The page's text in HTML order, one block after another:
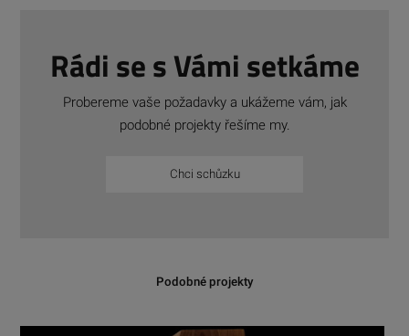
Rádi se s Vámi setkáme
Probereme vaše požadavky a ukážeme vám, jak
podobné projekty řešíme my.
Chci schůzku
Podobné projekty